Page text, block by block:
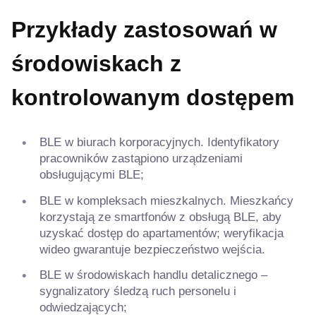
Przykłady zastosowań w
środowiskach z
kontrolowanym dostępem
BLE w biurach korporacyjnych. Identyfikatory
pracowników zastąpiono urządzeniami
obsługującymi BLE;
BLE w kompleksach mieszkalnych. Mieszkańcy
korzystają ze smartfonów z obsługą BLE, aby
uzyskać dostęp do apartamentów; weryfikacja
wideo gwarantuje bezpieczeństwo wejścia.
BLE w środowiskach handlu detalicznego –
sygnalizatory śledzą ruch personelu i
odwiedzających;